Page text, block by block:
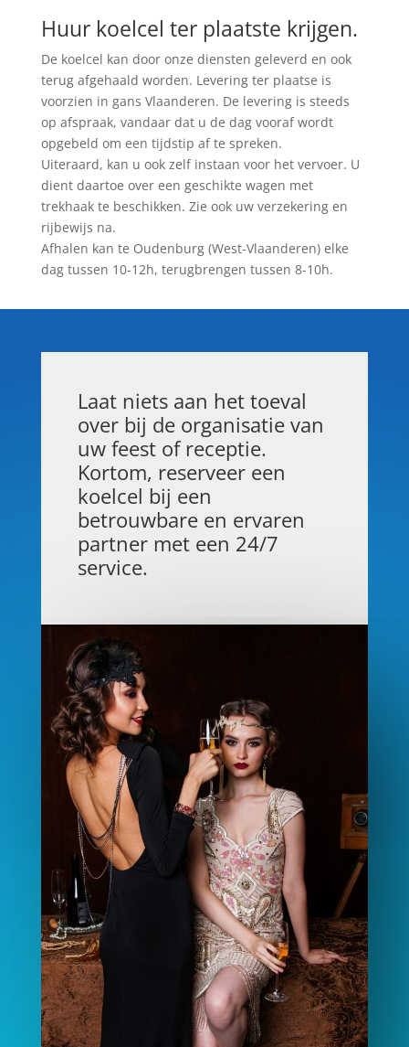
Huur koelcel ter plaatste krijgen.
De koelcel kan door onze diensten geleverd en ook
terug afgehaald worden. Levering ter plaatse is
voorzien in gans Vlaanderen. De levering is steeds
op afspraak, vandaar dat u de dag vooraf wordt
opgebeld om een tijdstip af te spreken.
Uiteraard, kan u ook zelf instaan voor het vervoer. U
dient daartoe over een geschikte wagen met
trekhaak te beschikken. Zie ook uw verzekering en
rijbewijs na.
Afhalen kan te Oudenburg (West-Vlaanderen) elke
dag tussen 10-12h, terugbrengen tussen 8-10h.
Laat niets aan het toeval
over bij de organisatie van
uw feest of receptie.
Kortom, reserveer een
koelcel bij een
betrouwbare en ervaren
partner met een 24/7
service.